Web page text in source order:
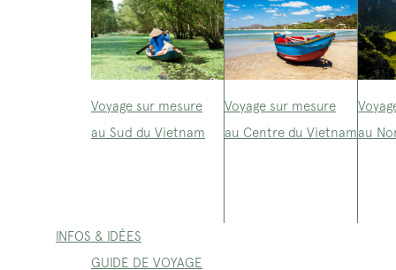
Voyage sur mesure
au Sud du Vietnam
Voyage sur mesure
au Centre du Vietnamau
INFOS & IDÉES
GUIDE DE VOYAGE